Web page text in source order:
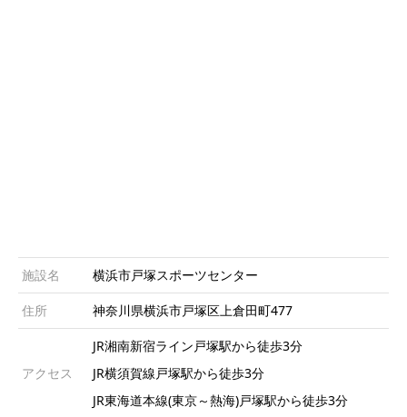
施設名 横浜市戸塚スポーツセンター
住所 神奈川県横浜市戸塚区上倉田町477
アクセス
JR湘南新宿ライン戸塚駅から徒歩3分
JR横須賀線戸塚駅から徒歩3分
JR東海道本線(東京～熱海)戸塚駅から徒歩3分